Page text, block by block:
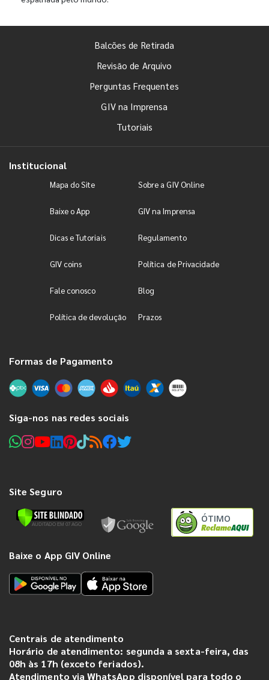
Balcões de Retirada
Revisão de Arquivo
Perguntas Frequentes
GIV na Imprensa
Tutoriais
Institucional
Mapa do Site Sobre a GIV Online
Baixe o App GIV na Imprensa
Dicas e Tutoriais Regulamento
GIV coins Política de Privacidade
Fale conosco Blog
Política de devolução Prazos
Formas de Pagamento
Siga-nos nas redes sociais
Site Seguro
ÓTIMO
Baixe o App GIV Online
Centrais de atendimento
Horário de atendimento: segunda a sexta-feira, das
08h às 17h (exceto feriados).
Atendimento via WhatsApp disponível para todo o